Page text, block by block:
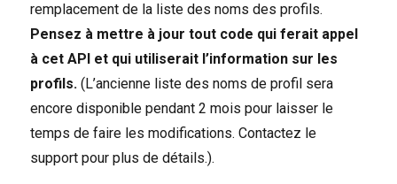
remplacement de la liste des noms des profils.
Pensez à mettre à jour tout code qui ferait appel
à cet API et qui utiliserait l’information sur les
profils.(L’ancienne liste des noms de profil sera
encore disponible pendant 2 mois pour laisser le
temps de faire les modifications. Contactez le
support pour plus de détails.).